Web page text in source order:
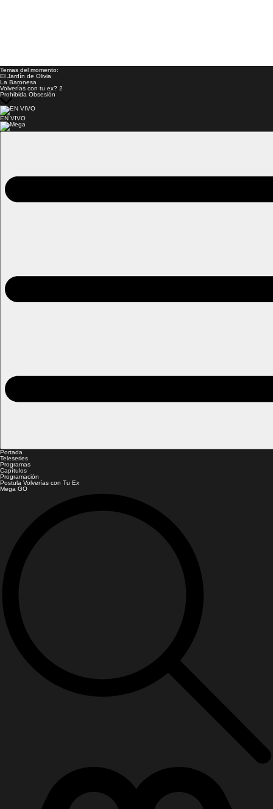
Temas del momento:
El Jardín de Olivia
La Baronesa
Volverías con tu ex? 2
Prohibida Obsesión
EN VIVO
Portada
Teleseries
Programas
Capítulos
Programación
Postula Volverías con Tu Ex
Mega GO